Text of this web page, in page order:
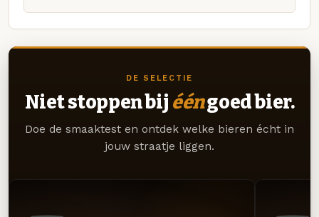
DE SELECTIE
Niet stoppen bij ééngoed bier.
Doe de smaaktest en ontdek welke bieren écht in
jouw straatje liggen.